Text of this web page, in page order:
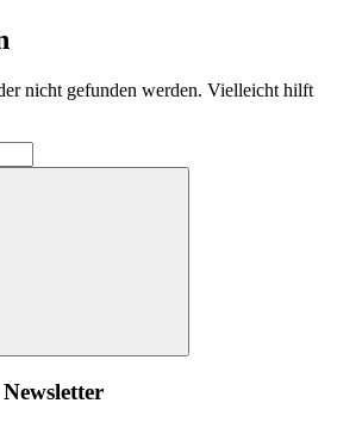
nicht gefunden werden. Vielleicht hilft
Suchen